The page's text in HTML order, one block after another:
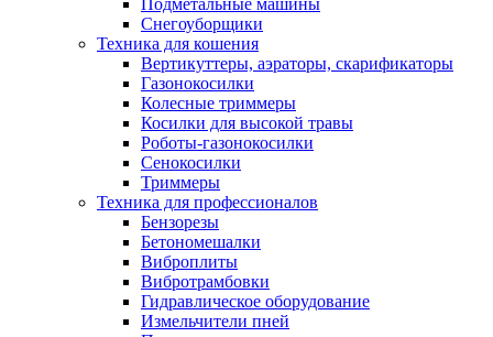
Подметальные машины
Снегоуборщики
Техника для кошения
Вертикуттеры, аэраторы, скарификаторы
Газонокосилки
Колесные триммеры
Косилки для высокой травы
Роботы-газонокосилки
Сенокосилки
Триммеры
Техника для профессионалов
Бензорезы
Бетономешалки
Виброплиты
Вибротрамбовки
Гидравлическое оборудование
Измельчители пней